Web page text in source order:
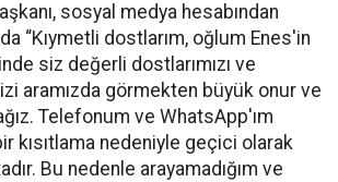
sosyal medya hesabından
“Kıymetli dostlarım, oğlum Enes'in
siz değerli dostlarımızı ve
aramızda görmekten büyük onur ve
Telefonum ve WhatsApp'ım
kısıtlama nedeniyle geçici olarak
Bu nedenle arayamadığım ve